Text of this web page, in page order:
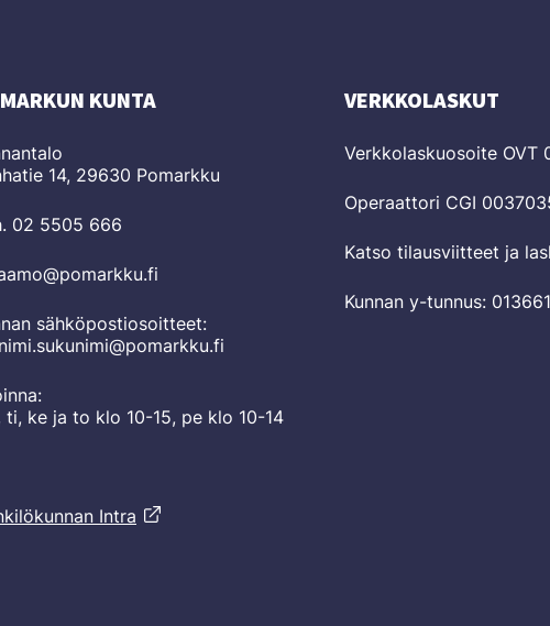
KUNTA
14, 29630 Pomarkku
02 5505 666
sähköpostiosoitteet:
ti, ke ja to klo 10-15, pe klo 10-14
Intra
VERKKOLASKUT
Verkkolaskuosoite OVT
Operaattori CGI
Katso tilausviitteet ja
Kunnan y-tunnus: